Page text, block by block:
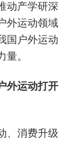
动产学研深
外运动领域
国户外运动
。
外运动打开
消费升级